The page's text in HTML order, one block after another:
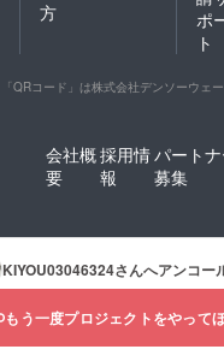
方
ポ
ト
「QRコード」は株式会社デンソーウェ
会社概
要
採用情
報
パート
募集
KIYOU03046324さんへアンコー
もう一度プロジェクトをやって